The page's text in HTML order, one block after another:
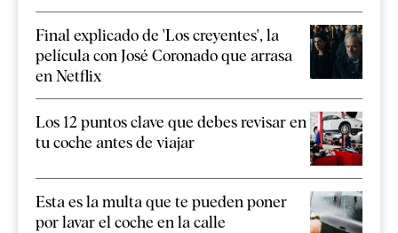
Final explicado de 'Los creyentes', la
película con José Coronado que arrasa
en Netflix
Los 12 puntos clave que debes revisar en
tu coche antes de viajar
Esta es la multa que te pueden poner
por lavar el coche en la calle